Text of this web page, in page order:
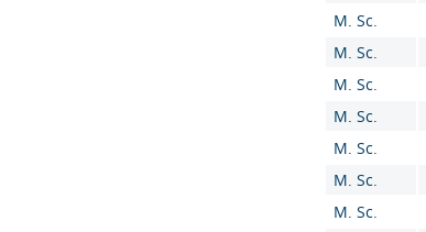
M. Sc.
M. Sc.
M. Sc.
M. Sc.
M. Sc.
M. Sc.
M. Sc.